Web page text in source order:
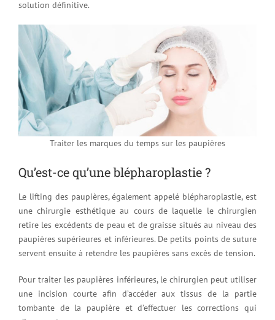
solution définitive.
Traiter les marques du temps sur les paupières
Qu’est-ce qu’une blépharoplastie ?
Le lifting des paupières, également appelé blépharoplastie, est
une chirurgie esthétique au cours de laquelle le chirurgien
retire les excédents de peau et de graisse situés au niveau des
paupières supérieures et inférieures. De petits points de suture
servent ensuite à retendre les paupières sans excès de tension.
Pour traiter les paupières inférieures, le chirurgien peut utiliser
une incision courte afin d’accéder aux tissus de la partie
tombante de la paupière et d’effectuer les corrections qui